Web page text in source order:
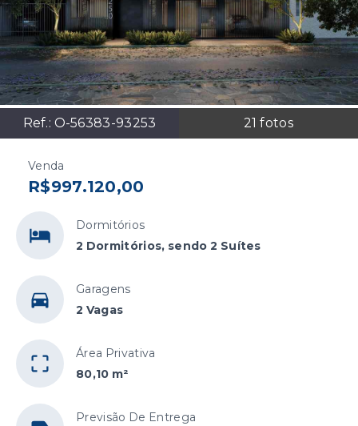
Ref.: O-56383-93253 21 fotos
Venda
R$997.120,00
Dormitórios
2 Dormitórios, sendo 2 Suítes
Garagens
2 Vagas
Área Privativa
80,10 m²
Previsão De Entrega